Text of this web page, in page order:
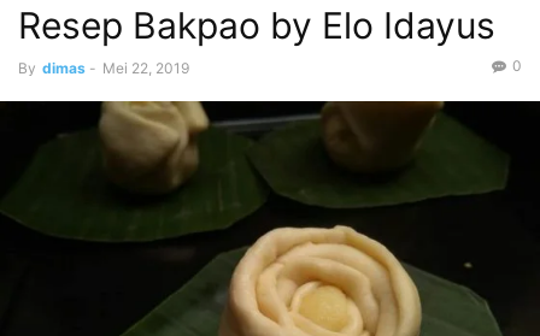
Resep Bakpao by Elo Idayus
By dimas - Mei 22, 2019 0